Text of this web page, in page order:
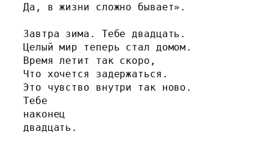
Да, в жизни сложно бывает».
Завтра зима. Тебе двадцать.
Целый мир теперь стал домом.
Время летит так скоро,
Что хочется задержаться.
Это чувство внутри так ново.
Тебе
наконец
двадцать.